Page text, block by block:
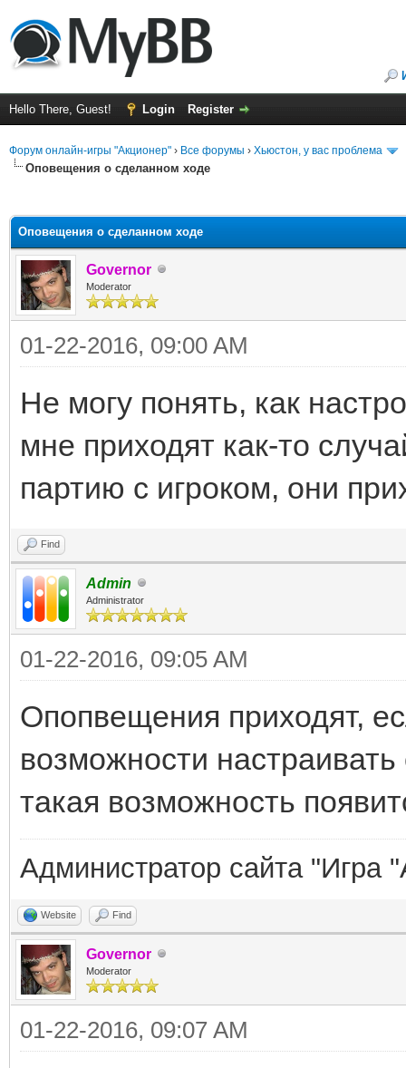
Hello There, Guest! Login Register
Форум онлайн-игры "Акционер" › Все форумы › Хьюстон, у вас проблема
Оповещения о сделанном ходе
Оповещения о сделанном ходе
Governor
Moderator
01-22-2016, 09:00 AM
Не могу понять, как
мне приходят как-то
партию с игроком, они
Find
Admin
Administrator
01-22-2016, 09:05 AM
Опопвещения приходят,
возможности
такая возможность
Администратор сайта "Игра
Website Find
Governor
Moderator
01-22-2016, 09:07 AM